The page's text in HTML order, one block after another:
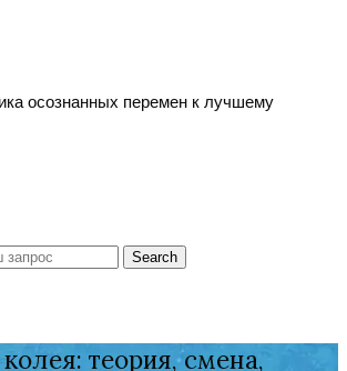
осознанных перемен к лучшему
теория, смена,